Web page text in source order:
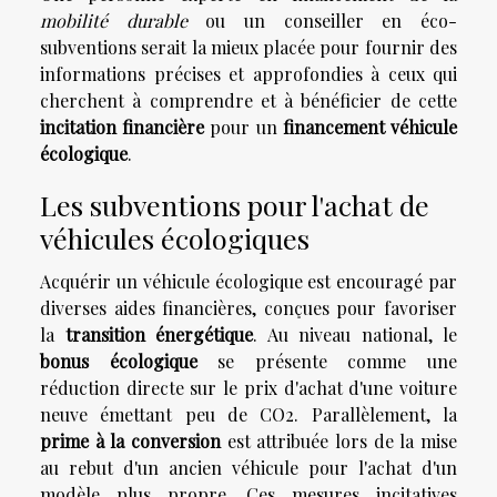
mobilité durableou un conseiller en éco-
subventions serait la mieux placée pour fournir des
informations précises et approfondies à ceux qui
cherchent à comprendre et à bénéficier de cette
incitation financièrepour un financement véhicule
écologique.
Les subventions pour l'achat de
véhicules écologiques
Acquérir un véhicule écologique est encouragé par
diverses aides financières, conçues pour favoriser
la transition énergétique. Au niveau national, le
bonus écologiquese présente comme une
réduction directe sur le prix d'achat d'une voiture
neuve émettant peu de CO2. Parallèlement, la
prime à la conversion est attribuée lors de la mise
au rebut d'un ancien véhicule pour l'achat d'un